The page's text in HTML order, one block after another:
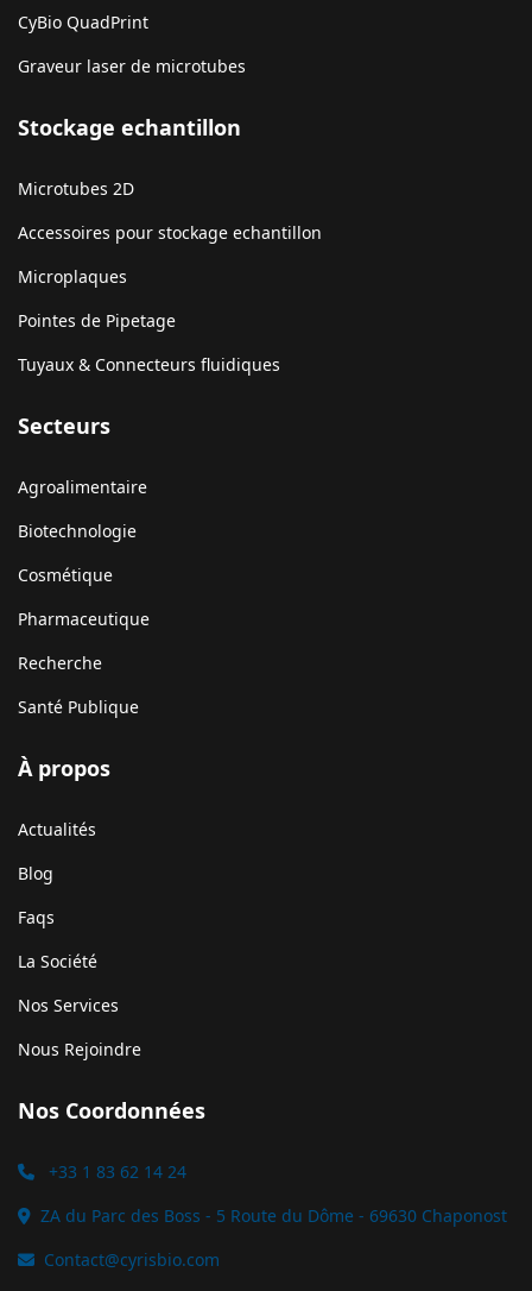
CyBio QuadPrint
Graveur laser de microtubes
Stockage echantillon
Microtubes 2D
Accessoires pour stockage echantillon
Microplaques
Pointes de Pipetage
Tuyaux & Connecteurs fluidiques
Secteurs
Agroalimentaire
Biotechnologie
Cosmétique
Pharmaceutique
Recherche
Santé Publique
À propos
Actualités
Blog
Faqs
La Société
Nos Services
Nous Rejoindre
Nos Coordonnées
+33 1 83 62 14 24
ZA du Parc des Boss - 5 Route du Dôme - 69630 Chaponost
Contact@cyrisbio.com